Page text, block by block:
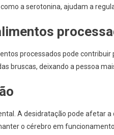
a serotonina, ajudam a
processados pode
bruscas, deixando a pessoa
A desidratação pode afetar
o cérebro em funcionamento